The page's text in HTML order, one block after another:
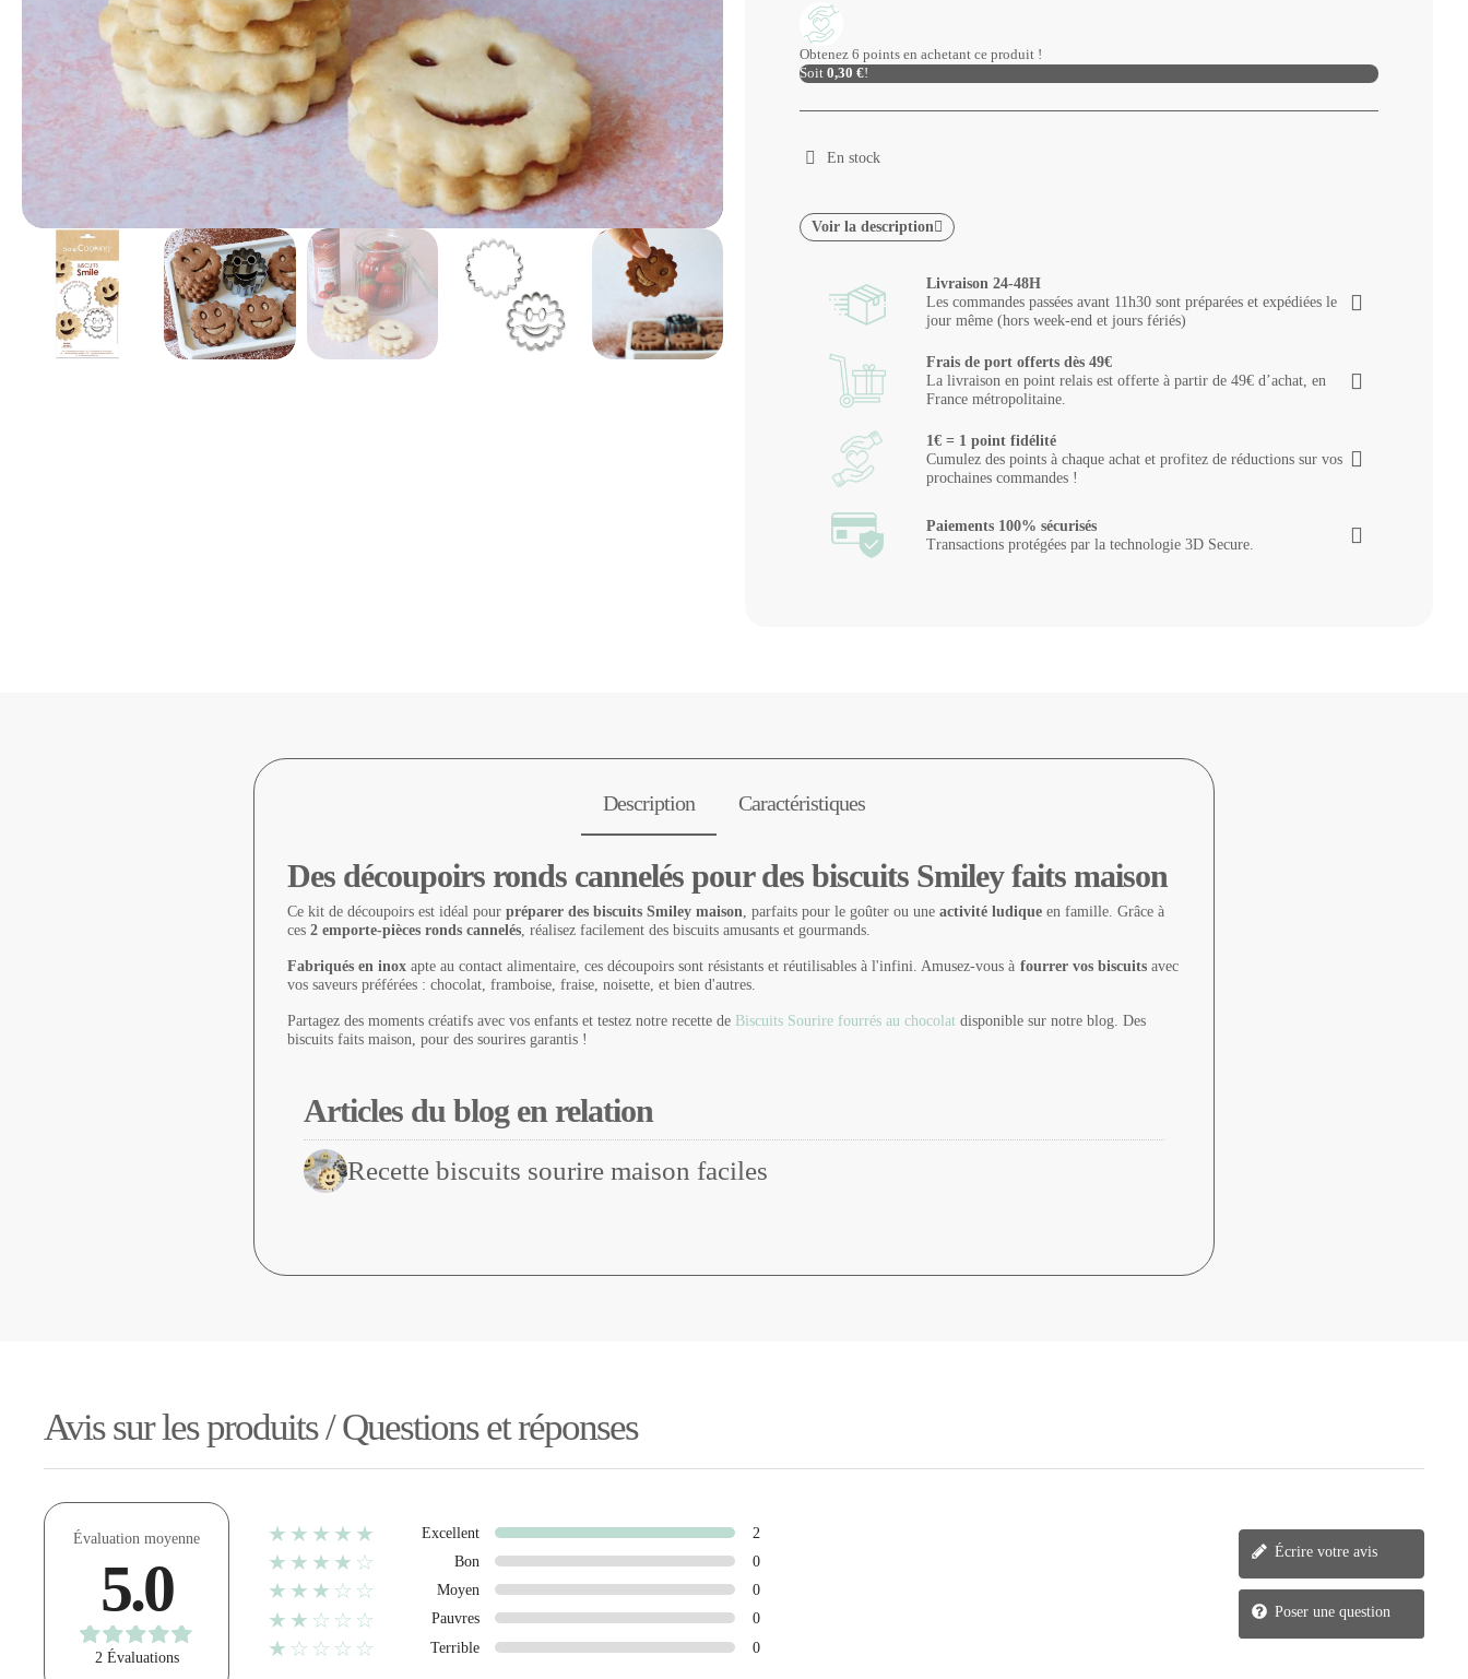
Obtenez 6 points en achetant ce produit !
Soit 0,30 €!
En stock
Voir la description
Livraison 24-48H
Les commandes passées avant 11h30 sont préparées et expédiées le
jour même (hors week-end et jours fériés)
Frais de port offerts dès 49€
La livraison en point relais est offerte à partir de 49€ d’achat, en
France métropolitaine.
1€ = 1 point fidélité
Cumulez des points à chaque achat et profitez de réductions sur vos
prochaines commandes !
Paiements 100% sécurisés
Transactions protégées par la technologie 3D Secure.
Description Caractéristiques
Des découpoirs ronds cannelés pour des biscuits Smiley faits maison
Ce kit de découpoirs est idéal pour préparer des biscuits Smiley maison , parfaits pour le goûter ou une activité ludique en famille. Grâce à
ces 2 emporte-pièces ronds cannelés , réalisez facilement des biscuits amusants et gourmands.
Fabriqués en inox apte au contact alimentaire, ces découpoirs sont résistants et réutilisables à l'infini. Amusez-vous à fourrer vos biscuits avec
vos saveurs préférées : chocolat, framboise, fraise, noisette, et bien d'autres.
Partagez des moments créatifs avec vos enfants et testez notre recette de Biscuits Sourire fourrés au chocolat disponible sur notre blog. Des
biscuits faits maison, pour des sourires garantis !
Articles du blog en relation
Recette biscuits sourire maison faciles
Avis sur les produits / Questions et réponses
Évaluation moyenne
5.0
2 Évaluations
★★★★★ Excellent 2
★★★★☆ Bon 0
★★★☆☆ Moyen 0
★★☆☆☆ Pauvres 0
★☆☆☆☆ Terrible 0
Écrire votre avis
Poser une question